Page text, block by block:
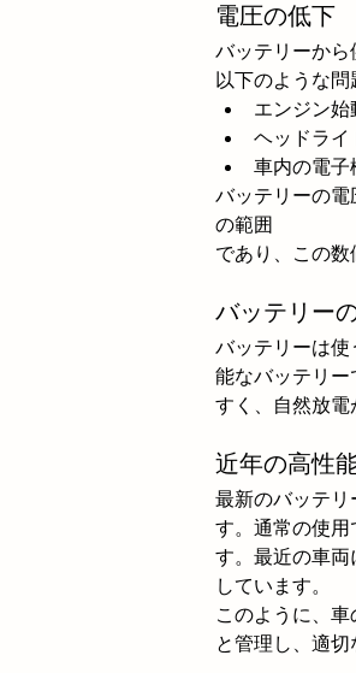
電圧の低下
バッテリーか
以下のような問
エンジン始
ヘッドライ
車内の電子
バッテリーの
の範囲
であり、この数
バッテリー
バッテリーは
能なバッテリ
すく、自然放電
近年の高性
最新のバッテリ
す。通常の使
す。最近の車
しています。
このように、
と管理し、適